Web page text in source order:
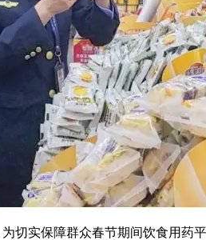
实保障群众春节期间饮食用药